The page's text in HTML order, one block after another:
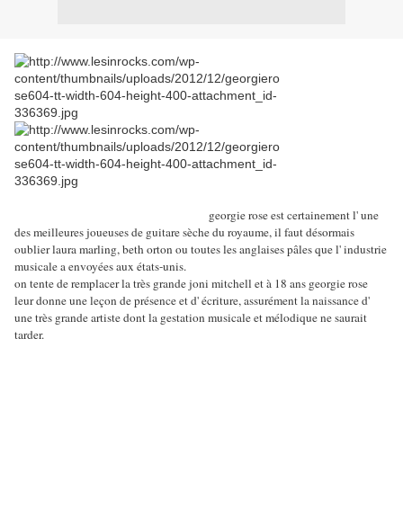
georgie rose est certainement l' une
des meilleures joueuses de guitare sèche du royaume, il faut désormais
oublier laura marling, beth orton ou toutes les anglaises pâles que l' industrie
musicale a envoyées aux états-unis.
on tente de remplacer la très grande joni mitchell et à 18 ans georgie rose
leur donne une leçon de présence et d' écriture, assurément la naissance d'
une très grande artiste dont la gestation musicale et mélodique ne saurait
tarder.